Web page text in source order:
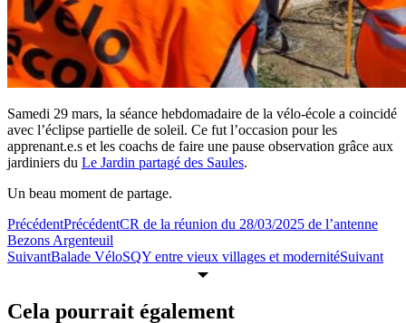
Samedi 29 mars, la séance hebdomadaire de la vélo-école a coincidé
avec l’éclipse partielle de soleil. Ce fut l’occasion pour les
apprenant.e.s et les coachs de faire une pause observation grâce aux
jardiniers du Le Jardin partagé des Saules.
Un beau moment de partage.
PrécédentPrécédentCR de la réunion du 28/03/2025 de l’antenne
Bezons Argenteuil
SuivantBalade VéloSQY entre vieux villages et modernitéSuivant
Cela pourrait également